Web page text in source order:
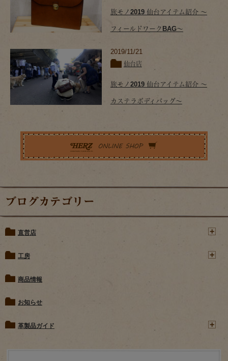
旅モノ2019 仙台アイテム紹介 ～
フィールドワークBAG～
2019/11/21
仙台店
旅モノ2019 仙台アイテム紹介 ～
カステラボディバッグ～
ブログカテゴリー
直営店
工房
商品情報
お知らせ
革製品ガイド